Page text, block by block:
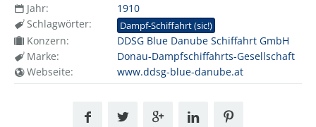
Jahr:
1910
Schlagwörter:
Dampf-Schiffahrt (sic!)
Konzern:
DDSG Blue Danube Schiffahrt GmbH
Marke:
Donau-Dampfschiffahrts-Gesellschaft
Webseite:
www.ddsg-blue-danube.at